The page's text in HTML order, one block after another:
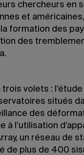
chercheurs en
et
formation des
des
volets :
situés
des
l’utilisation
un réseau de
de plus de 400